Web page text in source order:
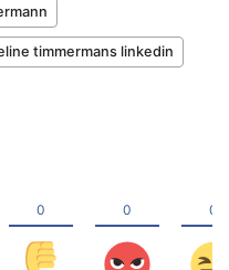
timmermans linkedin